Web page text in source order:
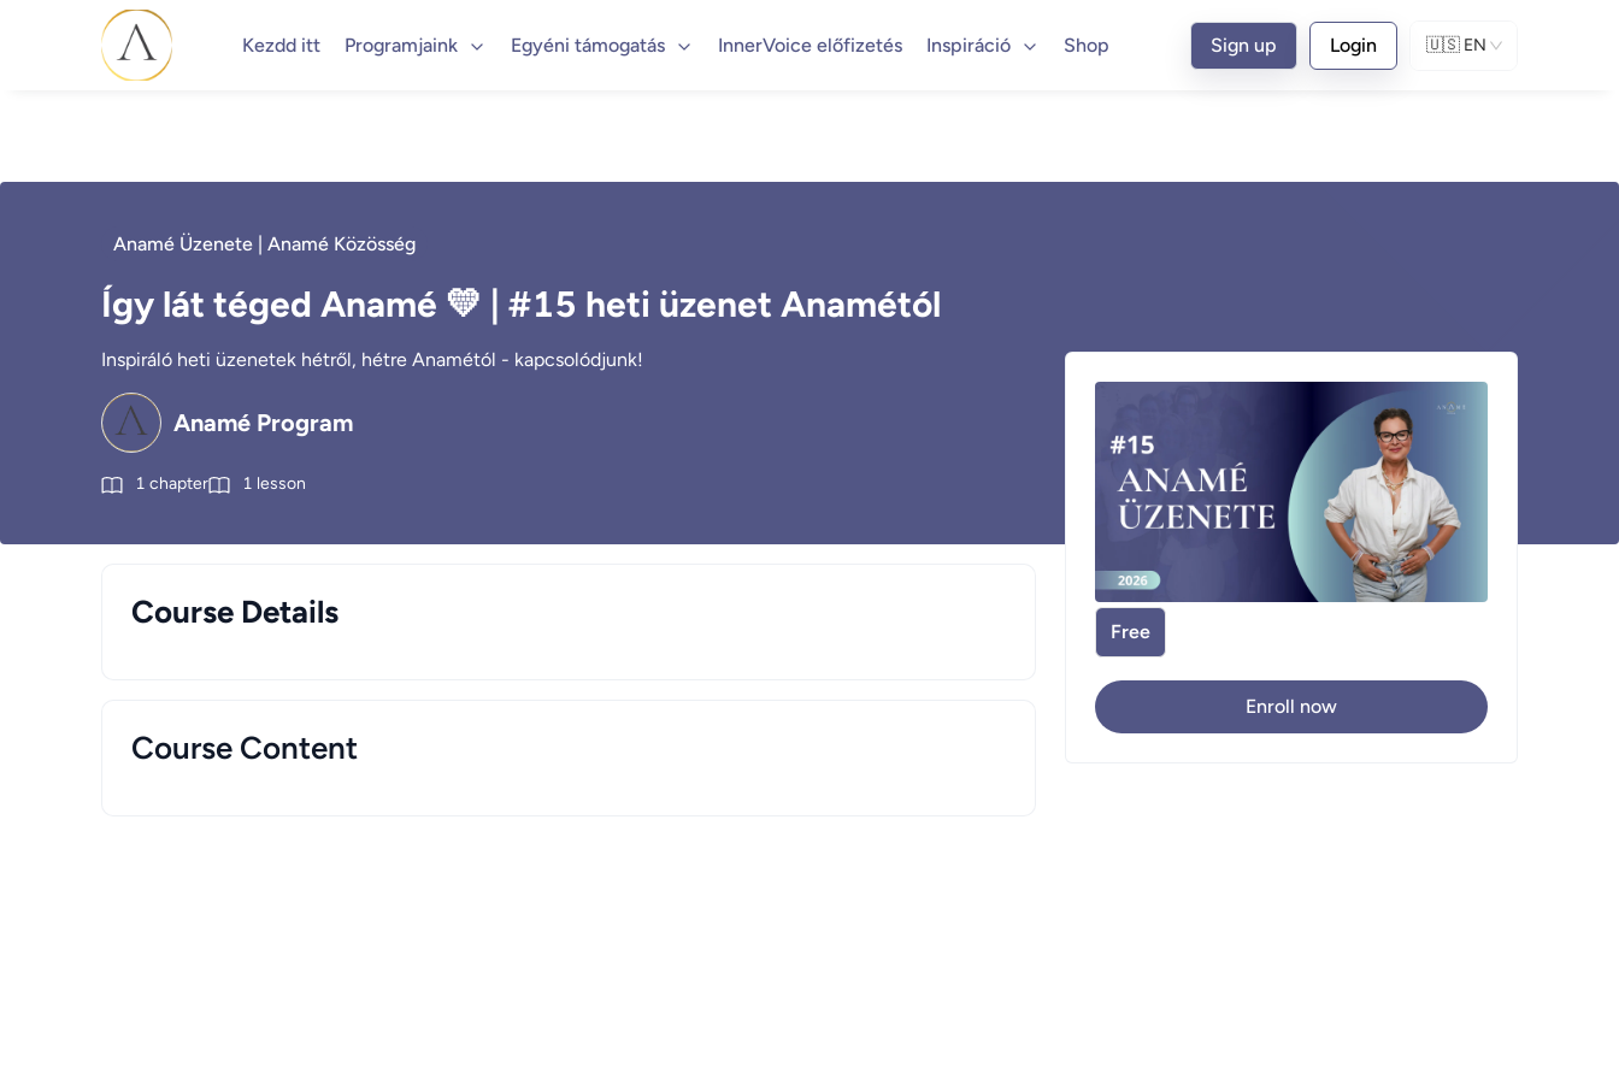
Kezdd itt Programjaink Egyéni támogatás InnerVoice előfizetés Inspiráció Shop Sign up Login 🇺🇸 EN
Anamé Üzenete | Anamé Közösség
Így lát téged Anamé 💛 | #15 heti üzenet Anamétól
Inspiráló heti üzenetek hétről, hétre Anamétól - kapcsolódjunk!
Anamé Program
1 chapter 1 lesson
Course Details
Course Content
Free
Enroll now